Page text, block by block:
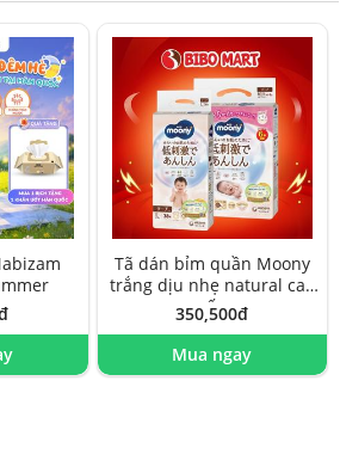
Tã dán bỉm quần Moony
trắng dịu nhẹ natural cao
cấp
350,500đ
Mua ngay